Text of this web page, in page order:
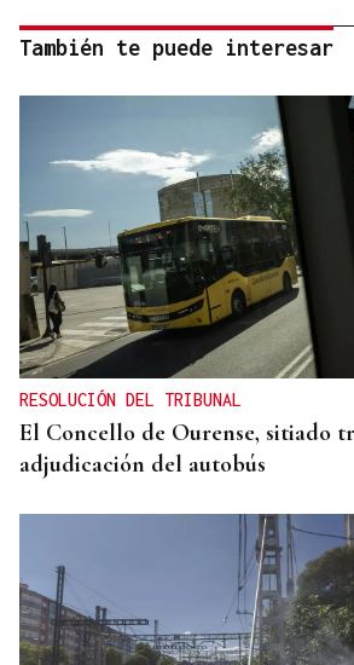
También te puede interesar
RESOLUCIÓN DEL TRIBUNAL
El Concello de Ourense, sitiado
adjudicación del autobús